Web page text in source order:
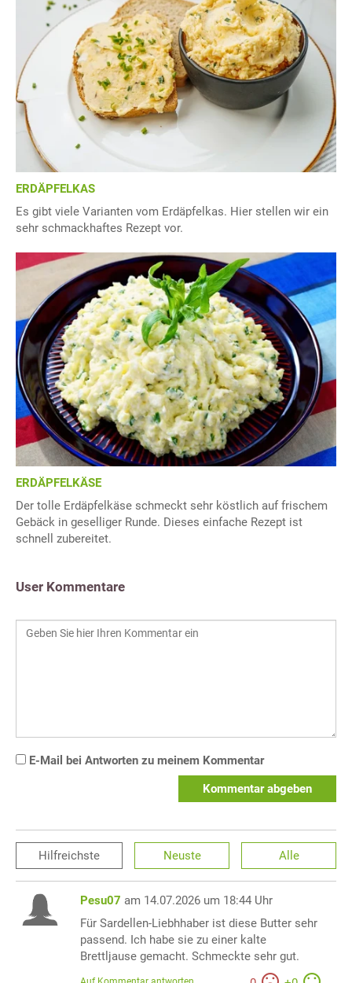
ERDÄPFELKAS
Es gibt viele Varianten vom Erdäpfelkas. Hier stellen wir ein
sehr schmackhaftes Rezept vor.
ERDÄPFELKÄSE
Der tolle Erdäpfelkäse schmeckt sehr köstlich auf frischem
Gebäck in geselliger Runde. Dieses einfache Rezept ist
schnell zubereitet.
User Kommentare
E-Mail bei Antworten zu meinem Kommentar
Kommentar abgeben
Hilfreichste Neuste Alle
Pesu07 am 14.07.2026 um 18:44 Uhr
Für Sardellen-Liebhhaber ist diese Butter sehr
passend. Ich habe sie zu einer kalte
Brettljause gemacht. Schmeckte sehr gut.